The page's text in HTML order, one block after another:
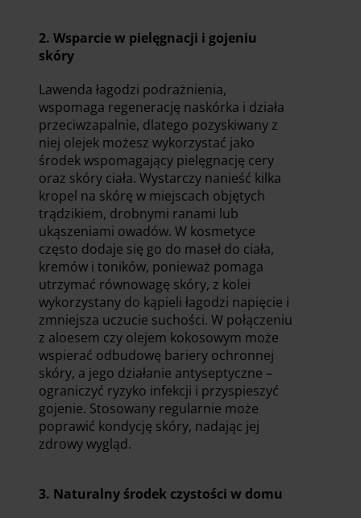
2. Wsparcie w pielęgnacji i gojeniu
skóry
Lawenda łagodzi podrażnienia,
wspomaga regenerację naskórka i działa
przeciwzapalnie, dlatego pozyskiwany z
niej olejek możesz wykorzystać jako
środek wspomagający pielęgnację cery
oraz skóry ciała. Wystarczy nanieść kilka
kropel na skórę w miejscach objętych
trądzikiem, drobnymi ranami lub
ukąszeniami owadów. W kosmetyce
często dodaje się go do maseł do ciała,
kremów i toników, ponieważ pomaga
utrzymać równowagę skóry, z kolei
wykorzystany do kąpieli łagodzi napięcie i
zmniejsza uczucie suchości. W połączeniu
z aloesem czy olejem kokosowym może
wspierać odbudowę bariery ochronnej
skóry, a jego działanie antyseptyczne –
ograniczyć ryzyko infekcji i przyspieszyć
gojenie. Stosowany regularnie może
poprawić kondycję skóry, nadając jej
zdrowy wygląd.
3. Naturalny środek czystości w domu